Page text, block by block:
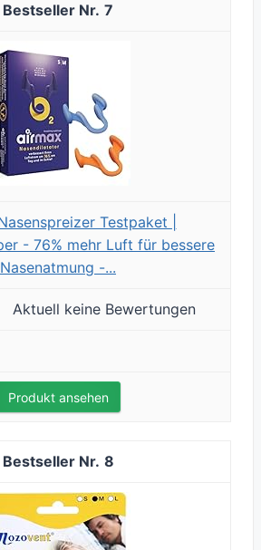
7
Testpaket |
- 76% mehr Luft für bessere
Nasenatmung -...
Aktuell keine Bewertungen
Produkt ansehen
8